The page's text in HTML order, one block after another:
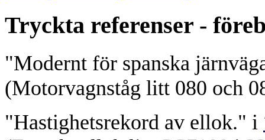
Tryckta referenser -
"Modernt för spanska
(Motorvagnståg litt 080 och
"Hastighetsrekord av ellok." i